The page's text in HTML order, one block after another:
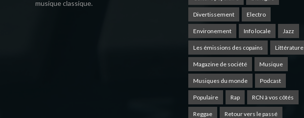
musique classique.
Divertissement Electro
Environement Info locale Jazz
Les émissions des copains Littérature
Magazine de société Musique
Musiques du monde Podcast
Populaire Rap RCN à vos côtés
Reggae Retour vers le passé